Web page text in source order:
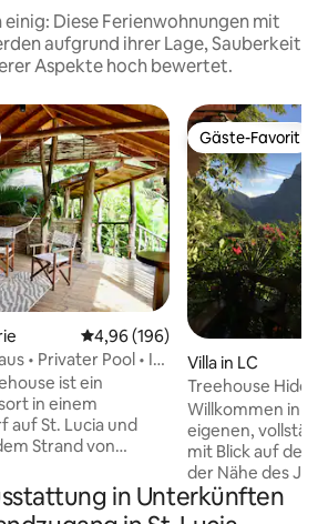
einig: Diese Ferienwohnungen mit
aufgrund ihrer Lage, Sauberkeit
Aspekte hoch bewertet.
Durchschnittliche Bewertung:
4,96 (196)
• Privater Pool • In
ist ein
in einem
auf St. Lucia und
Strand von
das für ein
Driftwood
Gäste-Favorit
Gäste-Favorit
Villa in LC
Treehouse
Meerblick
Willkommen in
eigenen,
mit Blick auf den
der Nähe des
des Strandes
sein
in Unterkünften